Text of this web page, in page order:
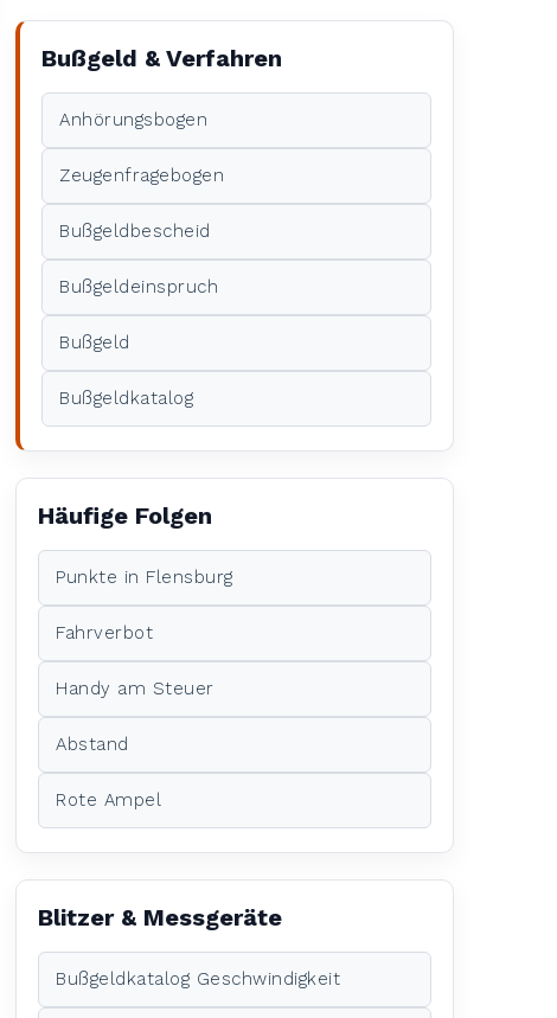
Bußgeld & Verfahren
Anhörungsbogen
Zeugenfragebogen
Bußgeldbescheid
Bußgeldeinspruch
Bußgeld
Bußgeldkatalog
Häufige Folgen
Punkte in Flensburg
Fahrverbot
Handy am Steuer
Abstand
Rote Ampel
Blitzer & Messgeräte
Bußgeldkatalog Geschwindigkeit